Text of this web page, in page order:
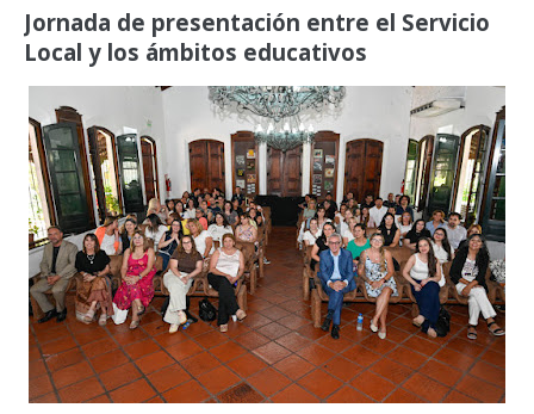
Jornada de presentación entre el Servicio
Local y los ámbitos educativos